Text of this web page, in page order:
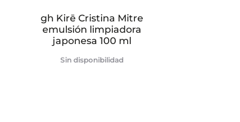
gh Kirē Cristina Mitre
emulsión limpiadora
japonesa 100 ml
Sin disponibilidad